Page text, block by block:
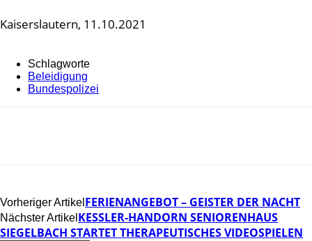
Kaiserslautern, 11.10.2021
Schlagworte
Beleidigung
Bundespolizei
Vorheriger Artikel FERIENANGEBOT – GEISTER DER NACHT
Nächster Artikel KESSLER-HANDORN SENIORENHAUS
SIEGELBACH STARTET THERAPEUTISCHES VIDEOSPIELEN